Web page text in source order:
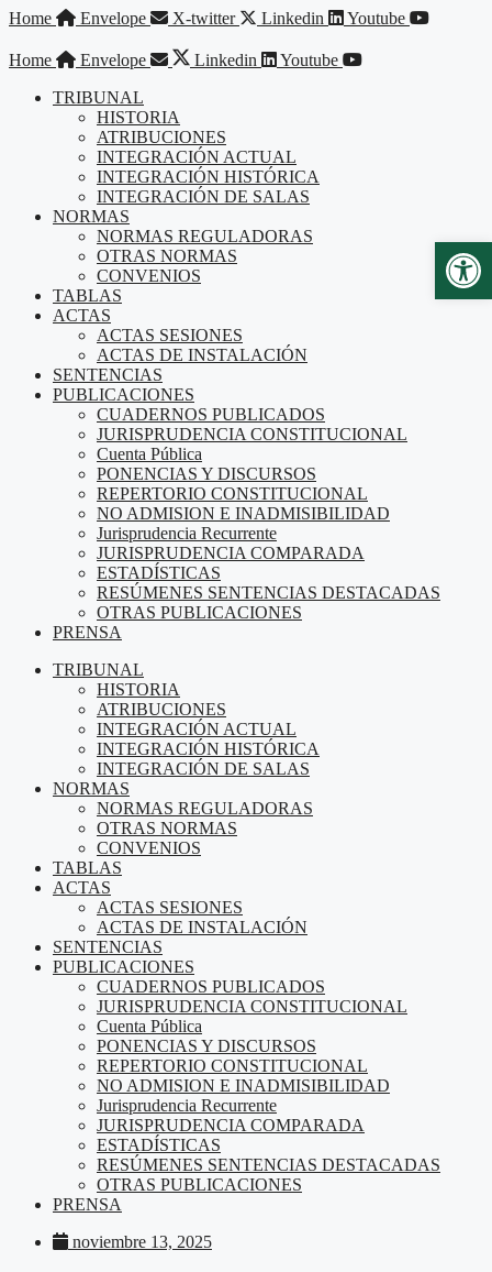
Saltar
contenido
Home Envelope X-twitter Linkedin Youtube
Home Envelope Linkedin
Youtube
TRIBUNAL
HISTORIA
ATRIBUCIONES
INTEGRACIÓN ACTUAL
INTEGRACIÓN HISTÓRICA
INTEGRACIÓN DE SALAS
NORMAS
NORMAS REGULADORAS
OTRAS NORMAS
CONVENIOS
TABLAS
ACTAS
ACTAS SESIONES
ACTAS DE INSTALACIÓN
SENTENCIAS
PUBLICACIONES
CUADERNOS PUBLICADOS
JURISPRUDENCIA CONSTITUCIONAL
Cuenta Pública
PONENCIAS Y DISCURSOS
REPERTORIO CONSTITUCIONAL
NO ADMISION E INADMISIBILIDAD
Jurisprudencia Recurrente
JURISPRUDENCIA COMPARADA
ESTADÍSTICAS
RESÚMENES SENTENCIAS DESTACADAS
OTRAS PUBLICACIONES
PRENSA
TRIBUNAL
HISTORIA
ATRIBUCIONES
INTEGRACIÓN ACTUAL
INTEGRACIÓN HISTÓRICA
INTEGRACIÓN DE SALAS
NORMAS
NORMAS REGULADORAS
OTRAS NORMAS
CONVENIOS
TABLAS
ACTAS
ACTAS SESIONES
ACTAS DE INSTALACIÓN
SENTENCIAS
PUBLICACIONES
CUADERNOS PUBLICADOS
JURISPRUDENCIA CONSTITUCIONAL
Cuenta Pública
PONENCIAS Y DISCURSOS
REPERTORIO CONSTITUCIONAL
NO ADMISION E INADMISIBILIDAD
Jurisprudencia Recurrente
JURISPRUDENCIA COMPARADA
ESTADÍSTICAS
RESÚMENES SENTENCIAS DESTACADAS
OTRAS PUBLICACIONES
PRENSA
noviembre 13, 2025